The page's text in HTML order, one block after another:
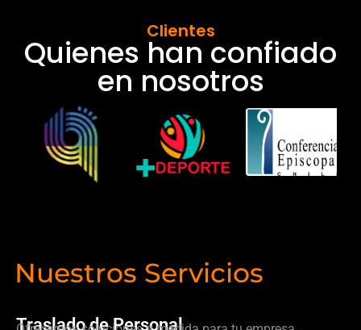
Clientes
Quienes han confiado
en nosotros
Nuestros Servicios
Traslado de Personal